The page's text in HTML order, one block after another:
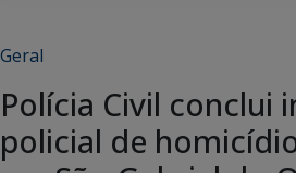
Geral
Polícia Civil conclui
policial de